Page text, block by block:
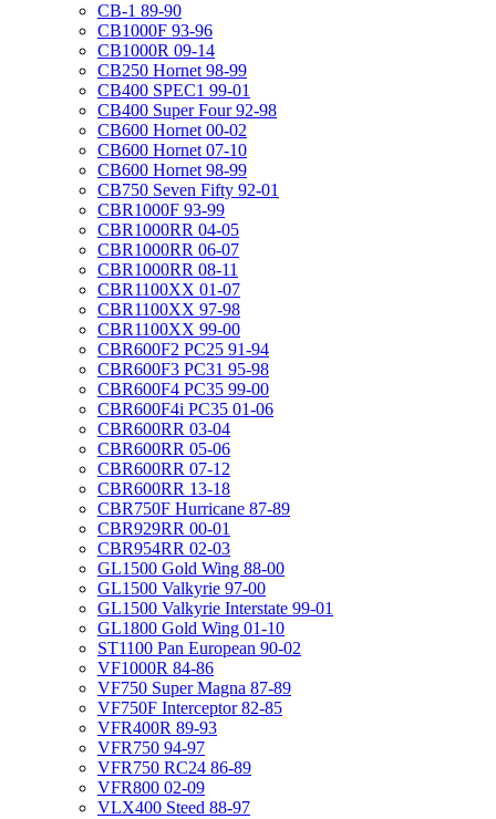
CB-1 89-90
CB1000F 93-96
CB1000R 09-14
CB250 Hornet 98-99
CB400 SPEC1 99-01
CB400 Super Four 92-98
CB600 Hornet 00-02
CB600 Hornet 07-10
CB600 Hornet 98-99
CB750 Seven Fifty 92-01
CBR1000F 93-99
CBR1000RR 04-05
CBR1000RR 06-07
CBR1000RR 08-11
CBR1100XX 01-07
CBR1100XX 97-98
CBR1100XX 99-00
CBR600F2 PC25 91-94
CBR600F3 PC31 95-98
CBR600F4 PC35 99-00
CBR600F4i PC35 01-06
CBR600RR 03-04
CBR600RR 05-06
CBR600RR 07-12
CBR600RR 13-18
CBR750F Hurricane 87-89
CBR929RR 00-01
CBR954RR 02-03
GL1500 Gold Wing 88-00
GL1500 Valkyrie 97-00
GL1500 Valkyrie Interstate 99-01
GL1800 Gold Wing 01-10
ST1100 Pan European 90-02
VF1000R 84-86
VF750 Super Magna 87-89
VF750F Interceptor 82-85
VFR400R 89-93
VFR750 94-97
VFR750 RC24 86-89
VFR800 02-09
VLX400 Steed 88-97